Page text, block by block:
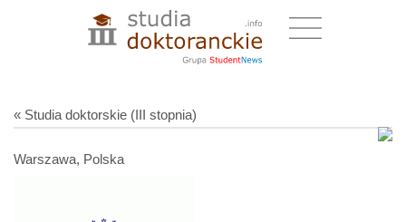
« Studia doktorskie (III stopnia)
Warszawa, Polska